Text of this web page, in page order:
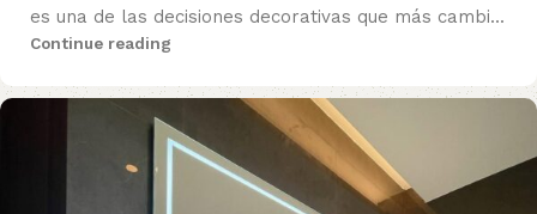
es una de las decisiones decorativas que más cambi...
Continue reading